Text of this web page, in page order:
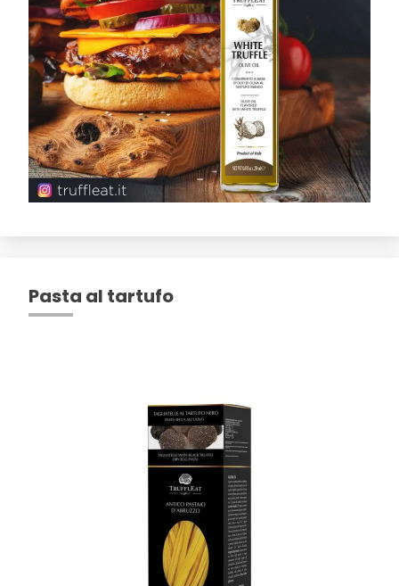
Pasta al tartufo